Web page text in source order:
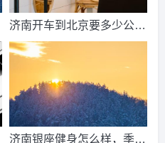
济南开车到北京要多少公
里、时间、过路费、油钱？
济南银座健身怎么样，季